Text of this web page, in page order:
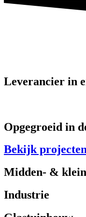
Leverancier in
Opgegroeid in
Bekijk
Midden- &
Industrie